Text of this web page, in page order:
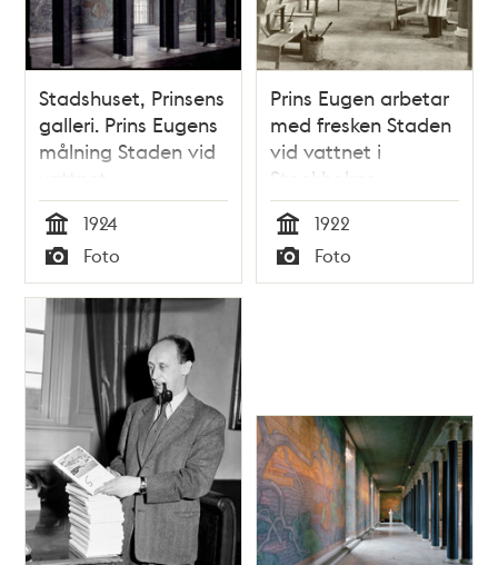
Stadshuset, Prinsens
galleri. Prins Eugens
målning Staden vid
Tid
1924
Typ
Foto
Prins Eugen arbetar
med fresken Staden
vid vattnet i
Stockholms
stadshus
Tid
1922
Typ
Foto